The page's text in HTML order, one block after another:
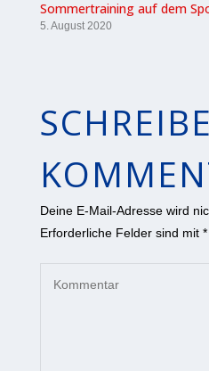
Sommertraining auf dem
5. August 2020
Deine E-Mail-Adresse wird
Erforderliche Felder sind mit *